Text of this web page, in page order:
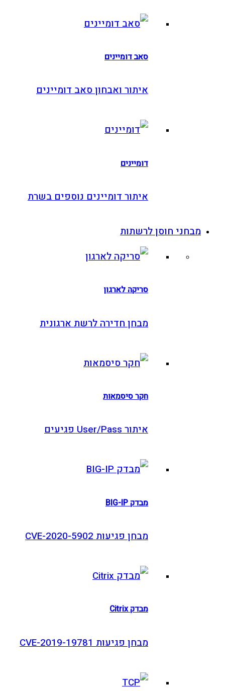
סאב דומיינים
איתור ואבחון סאב דומיינים
דומיינים
איתור דומיינים נוספים בשרת
חוסן לרשתות
סריקה לארגון
מבחן חדירה לרשת ארגונית
חקר סיסמאות
מבחן פגיעות CVE-2020-5902
מבחן פגיעות CVE-2019-19781